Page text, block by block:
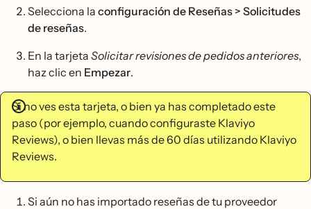
Selecciona la configuración de Reseñas > Solicitudes
de reseñas.
En la tarjeta Solicitar revisiones de pedidos anteriores,
haz clic en Empezar.
Si no ves esta tarjeta, o bien ya has completado este
paso (por ejemplo, cuando configuraste Klaviyo
Reviews), o bien llevas más de 60 días utilizando Klaviyo
Reviews.
Si aún no has importado reseñas de tu proveedor